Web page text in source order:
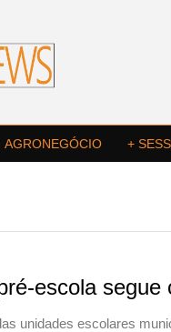
AGRONEGÓCIO +
escola
unidades escolares